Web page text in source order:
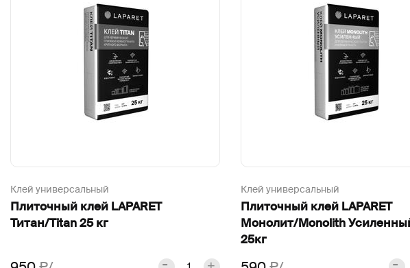
Клей универсальный
Плиточный клей LAPARET
Титан/Titan 25 кг
Клей универсальный
Плиточный клей LAPARET
Монолит/Monolith
25кг